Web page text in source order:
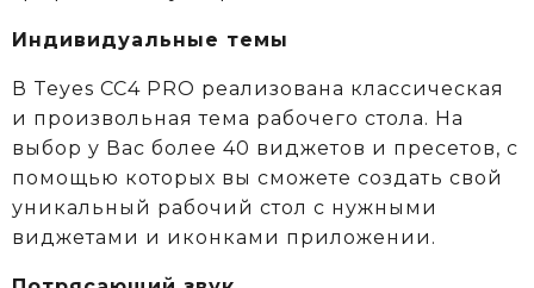
Индивидуальные темы
В Teyes СС4 PRO реализована классическая
и произвольная тема рабочего стола. На
выбор у Вас более 40 виджетов и пресетов, с
помощью которых вы сможете создать свой
уникальный рабочий стол с нужными
виджетами и иконками приложении.